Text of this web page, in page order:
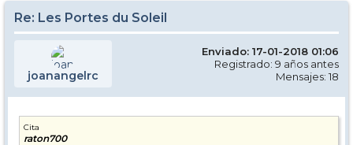
Re: Les Portes du Soleil
joanangelrc
Enviado: 17-01-2018 01:06
Registrado: 9 años antes
Mensajes: 18
Cita
raton700